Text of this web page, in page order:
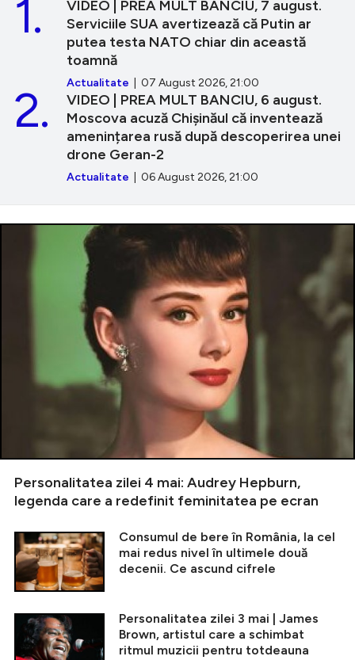
VIDEO | PREA MULT BANCIU, 7 august.
Serviciile SUA avertizează că Putin ar
putea testa NATO chiar din această
toamnă
Actualitate | 07 August 2026, 21:00
1.
VIDEO | PREA MULT BANCIU, 6 august.
Moscova acuză Chișinăul că inventează
amenințarea rusă după descoperirea unei
drone Geran-2
Actualitate | 06 August 2026, 21:00
2.
Personalitatea zilei 4 mai: Audrey Hepburn,
legenda care a redefinit feminitatea pe ecran
Consumul de bere în România, la cel
mai redus nivel în ultimele două
decenii. Ce ascund cifrele
Personalitatea zilei 3 mai | James
Brown, artistul care a schimbat
ritmul muzicii pentru totdeauna